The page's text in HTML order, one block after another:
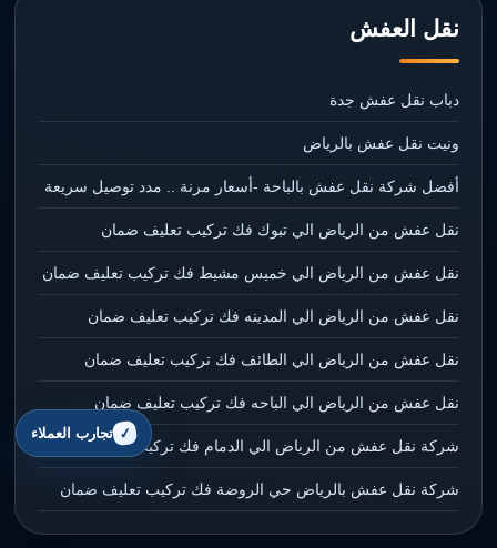
نقل العفش
دباب نقل عفش جدة
ونيت نقل عفش بالرياض
أفضل شركة نقل عفش بالباحة -أسعار مرنة .. مدد توصيل سريعة
نقل عفش من الرياض الي تبوك فك تركيب تعليف ضمان
نقل عفش من الرياض الي خميس مشيط فك تركيب تعليف ضمان
نقل عفش من الرياض الي المدينه فك تركيب تعليف ضمان
نقل عفش من الرياض الي الطائف فك تركيب تعليف ضمان
نقل عفش من الرياض الي الباحه فك تركيب تعليف ضمان
شركة نقل عفش من الرياض الي الدمام فك تركيب تعليف ضمان
شركة نقل عفش بالرياض حي الروضة فك تركيب تعليف ضمان
تجارب العملاء